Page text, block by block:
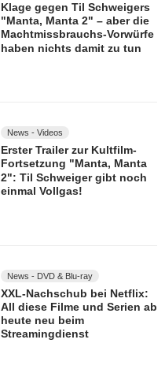
Klage gegen Til Schweigers
"Manta, Manta 2" – aber die
Machtmissbrauchs-Vorwürfe
haben nichts damit zu tun
News - Videos
Erster Trailer zur Kultfilm-
Fortsetzung "Manta, Manta
2": Til Schweiger gibt noch
einmal Vollgas!
News - DVD & Blu-ray
XXL-Nachschub bei Netflix:
All diese Filme und Serien ab
heute neu beim
Streamingdienst